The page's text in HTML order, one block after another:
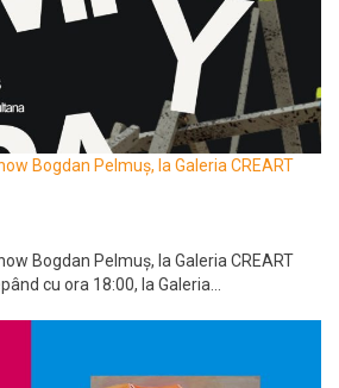
Bogdan Pelmuș, la Galeria CREART
Bogdan Pelmuș, la Galeria CREART
cu ora 18:00, la Galeria...